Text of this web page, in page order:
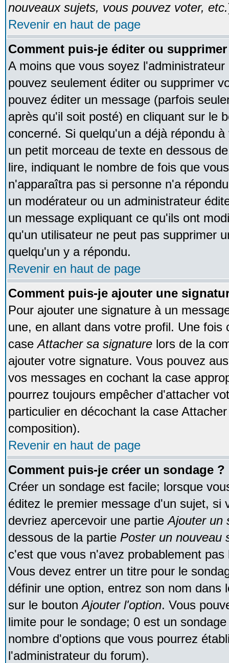
nouveaux sujets, vous pouvez voter, etc.
Revenir en haut de page
Comment puis-je éditer ou
A moins que vous soyez
pouvez seulement éditer ou supprimer
pouvez éditer un message (parfois
après qu'il soit posté) en cliquant sur le
concerné. Si quelqu'un a déjà répondu
un petit morceau de texte en dessous
lire, indiquant le nombre de fois que
n'apparaîtra pas si personne n'a
un modérateur ou un administrateur
un message expliquant ce qu'ils ont
qu'un utilisateur ne peut pas supprimer
quelqu'un y a répondu.
Revenir en haut de page
Comment puis-je ajouter une
Pour ajouter une signature à un
une, en allant dans votre profil. Une fois
caseAttacher sa signature lors de la
ajouter votre signature. Vous pouvez
vos messages en cochant la case
pourrez toujours empêcher d'attacher
particulier en décochant la case
composition).
Revenir en haut de page
Comment puis-je créer un sondage ?
Créer un sondage est facile; lorsque
éditez le premier message d'un sujet, si
devriez apercevoir une partieAjouter un
dessous de la partie Poster un nouveau
c'est que vous n'avez probablement
Vous devez entrer un titre pour le
définir une option, entrez son nom dans
sur le boutonAjouter l'option. Vous
limite pour le sondage; 0 est un
nombre d'options que vous pourrez
l'administrateur du forum).